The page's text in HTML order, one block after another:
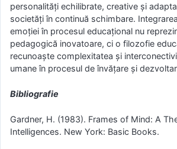
personalități echilibrate, creative și
societăți în continuă schimbare.
emoției în procesul educațional nu
pedagogică inovatoare, ci o filozofie
recunoaște complexitatea și
umane în procesul de învățare și
Bibliografie
Gardner, H. (1983). Frames of Mind: A
Intelligences. New York: Basic Books.